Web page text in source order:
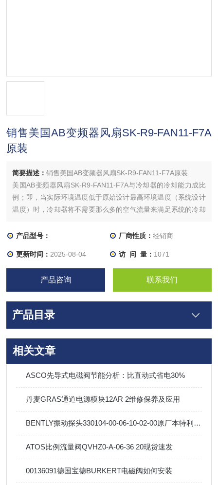
销售美国AB变频器风扇SK-R9-FAN11-F7A
原装
简要描述：销售美国AB变频器风扇SK-R9-FAN11-F7A原装
美国AB变频器风扇SK-R9-FAN11-F7A与冷却器的冷却能力成比
例；即，当实际环境温度低于原始设计最高环境温度（系统设计
温度）时，冷却器将不需要那么多的空气流量来满足系统的冷却
于正向设计压力加上 20 bar（以考虑冷却系统内的部件间差
产品型号： 厂商性质： 经销商
更新时间： 2025-08-04 访 问 量： 1071
产品咨询 联系我们
产品目录
相关文章
ASCO先导式电磁阀节能分析：比直动式省电30%
丹麦GRAS通道电源模块12AR 2维修保养及应用
BENTLY振动探头330104-00-06-10-02-00原厂本特利选型建议
ATOS比例流量阀QVHZ0-A-06-36 20现货速发
00136091德国宝德BURKERT电磁阀如何安装